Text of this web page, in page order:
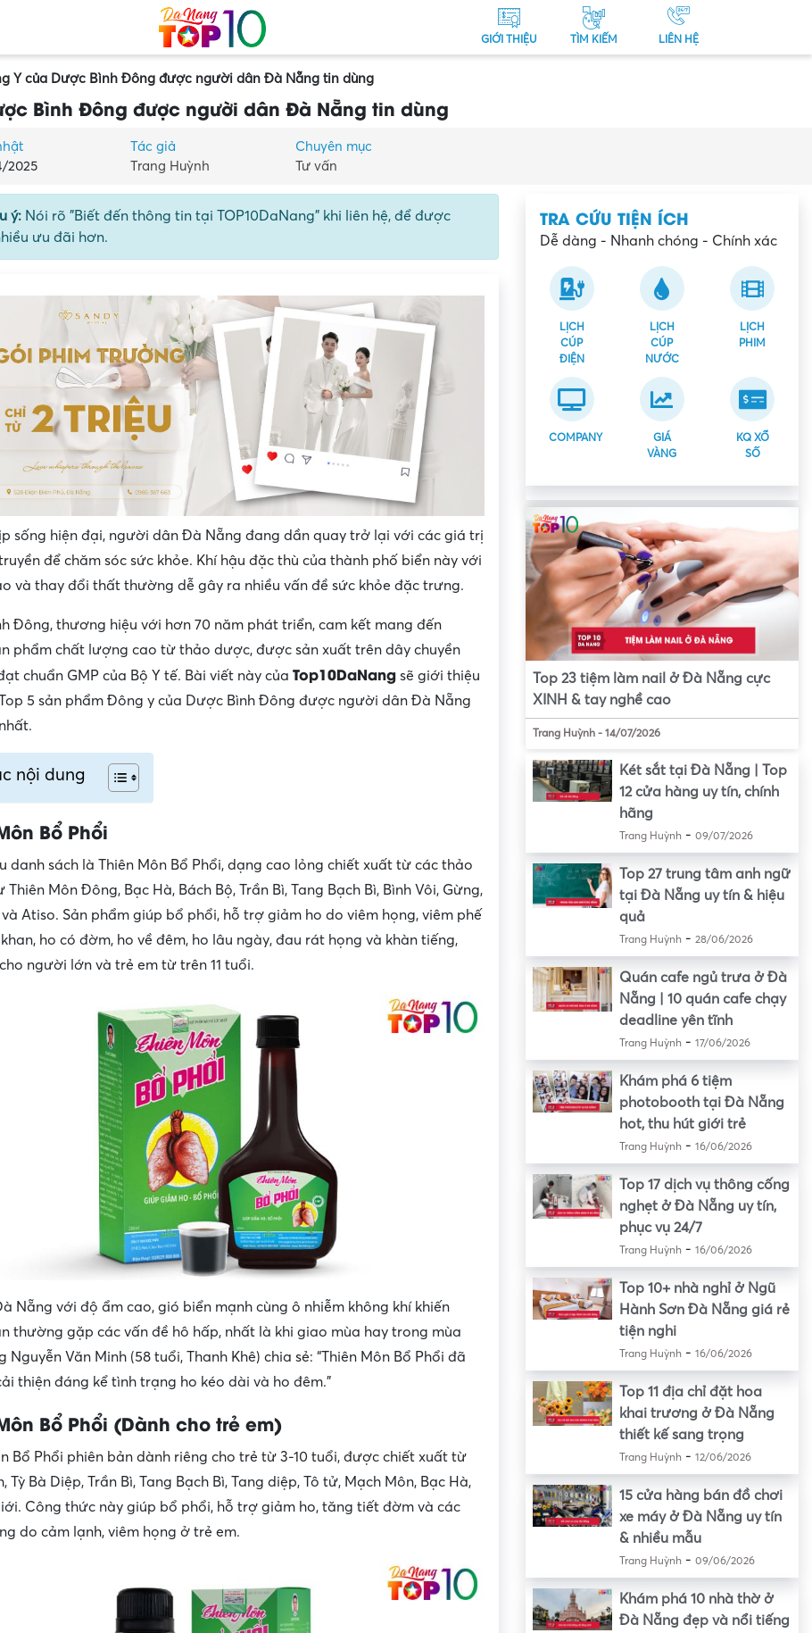
GIỚI THIỆU TÌM KIẾM LIÊN HỆ
Y của Dược Bình Đông được người dân Đà Nẵng tin dùng
Bình Đông được người dân Đà Nẵng tin dùng
2025
Tác giả
Trang Huỳnh
Chuyên mục
Tư vấn
ý: Nói rõ "Biết đến thông tin tại TOP10DaNang" khi liên hệ, để được
ưu đãi hơn.
sống hiện đại, người dân Đà Nẵng đang dần quay trở lại với các giá trị
để chăm sóc sức khỏe. Khí hậu đặc thù của thành phố biển này với
và thay đổi thất thường dễ gây ra nhiều vấn đề sức khỏe đặc trưng.
Đông, thương hiệu với hơn 70 năm phát triển, cam kết mang đến
phẩm chất lượng cao từ thảo dược, được sản xuất trên dây chuyền
chuẩn GMP của Bộ Y tế. Bài viết này của Top10DaNang sẽ giới thiệu
5 sản phẩm Đông y của Dược Bình Đông được người dân Đà Nẵng
nội dung
Bổ Phổi
danh sách là Thiên Môn Bổ Phổi, dạng cao lỏng chiết xuất từ các thảo
Môn Đông, Bạc Hà, Bách Bộ, Trần Bì, Tang Bạch Bì, Bình Vôi, Gừng,
Atiso. Sản phẩm giúp bổ phổi, hỗ trợ giảm ho do viêm họng, viêm phế
ho có đờm, ho về đêm, ho lâu ngày, đau rát họng và khàn tiếng,
người lớn và trẻ em từ trên 11 tuổi.
Nẵng với độ ẩm cao, gió biển mạnh cùng ô nhiễm không khí khiến
thường gặp các vấn đề hô hấp, nhất là khi giao mùa hay trong mùa
Nguyễn Văn Minh (58 tuổi, Thanh Khê) chia sẻ: “Thiên Môn Bổ Phổi đã
thiện đáng kể tình trạng ho kéo dài và ho đêm.”
Bổ Phổi (Dành cho trẻ em)
Bổ Phổi phiên bản dành riêng cho trẻ từ 3-10 tuổi, được chiết xuất từ
Tỳ Bà Diệp, Trần Bì, Tang Bạch Bì, Tang diệp, Tô tử, Mạch Môn, Bạc Hà,
Công thức này giúp bổ phổi, hỗ trợ giảm ho, tăng tiết đờm và các
do cảm lạnh, viêm họng ở trẻ em.
TRA CỨU TIỆN ÍCH
Dễ dàng - Nhanh chóng - Chính xác
LỊCH
CÚP
ĐIỆN
LỊCH
CÚP
NƯỚC
LỊCH
PHIM
COMPANY
GIÁ
VÀNG
KQ XỔ
SỐ
Top 23 tiệm làm nail ở Đà Nẵng cực
XINH & tay nghề cao
Trang Huỳnh - 14/07/2026
Két sắt tại Đà Nẵng | Top
12 cửa hàng uy tín, chính
hãng
Trang Huỳnh- 09/07/2026
Top 27 trung tâm anh ngữ
tại Đà Nẵng uy tín & hiệu
quả
Trang Huỳnh- 28/06/2026
Quán cafe ngủ trưa ở Đà
Nẵng | 10 quán cafe chạy
deadline yên tĩnh
Trang Huỳnh- 17/06/2026
Khám phá 6 tiệm
photobooth tại Đà Nẵng
hot, thu hút giới trẻ
Trang Huỳnh- 16/06/2026
Top 17 dịch vụ thông cống
nghẹt ở Đà Nẵng uy tín,
phục vụ 24/7
Trang Huỳnh- 16/06/2026
Top 10+ nhà nghỉ ở Ngũ
Hành Sơn Đà Nẵng giá rẻ
tiện nghi
Trang Huỳnh- 16/06/2026
Top 11 địa chỉ đặt hoa
khai trương ở Đà Nẵng
thiết kế sang trọng
Trang Huỳnh- 12/06/2026
15 cửa hàng bán đồ chơi
xe máy ở Đà Nẵng uy tín
& nhiều mẫu
Trang Huỳnh- 09/06/2026
Khám phá 10 nhà thờ ở
Đà Nẵng đẹp và nổi tiếng